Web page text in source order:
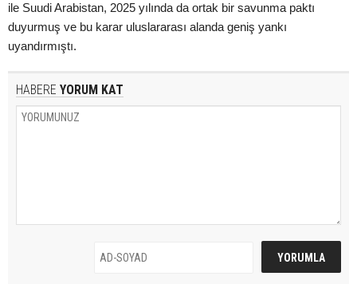
ile Suudi Arabistan, 2025 yılında da ortak bir savunma paktı
duyurmuş ve bu karar uluslararası alanda geniş yankı
uyandırmıştı.
HABERE YORUM KAT